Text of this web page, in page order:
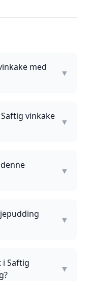
med
▼
vinkake
▼
▼
▼
Saftig
▼